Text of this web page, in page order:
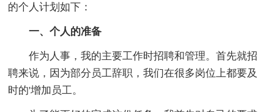
的个人计划如下：
一、个人的准备
作为人事，我的主要工作时招聘和管理。首先就招
聘来说，因为部分员工辞职，我们在很多岗位上都要及
时的'增加员工。